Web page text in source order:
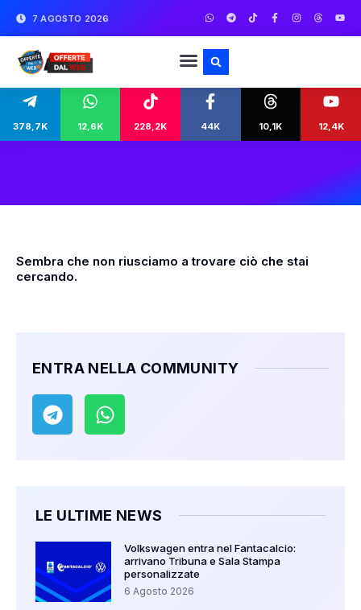
7 AGOSTO 2026
378,7K 12,6K 228,2K 44K 10,1K 12,4K
Sembra che non riusciamo a trovare ciò che stai
cercando.
ENTRA NELLA COMMUNITY
LE ULTIME NEWS
Volkswagen entra nel Fantacalcio:
arrivano Tribuna e Sala Stampa
personalizzate
6 Agosto 2026